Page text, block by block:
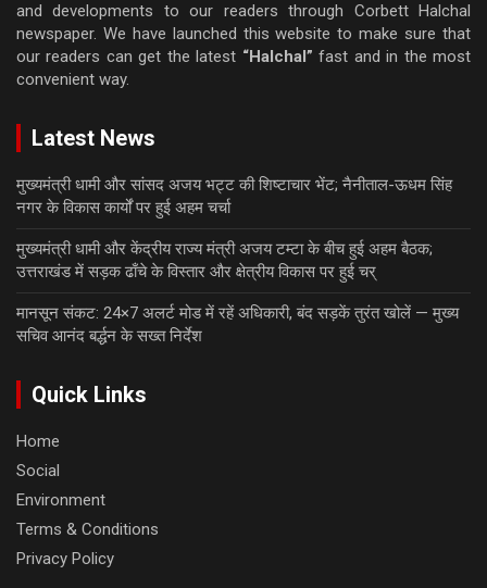
and developments to our readers through Corbett Halchal
newspaper. We have launched this website to make sure that
our readers can get the latest “Halchal” fast and in the most
convenient way.
Latest News
मुख्यमंत्री धामी और सांसद अजय भट्ट की शिष्टाचार भेंट; नैनीताल-ऊधम सिंह
नगर के विकास कार्यों पर हुई अहम चर्चा
मुख्यमंत्री धामी और केंद्रीय राज्य मंत्री अजय टम्टा के बीच हुई अहम बैठक;
उत्तराखंड में सड़क ढाँचे के विस्तार और क्षेत्रीय विकास पर हुई चर्
मानसून संकट: 24×7 अलर्ट मोड में रहें अधिकारी, बंद सड़कें तुरंत खोलें — मुख्य
सचिव आनंद बर्द्धन के सख्त निर्देश
Quick Links
Home
Social
Environment
Terms & Conditions
Privacy Policy